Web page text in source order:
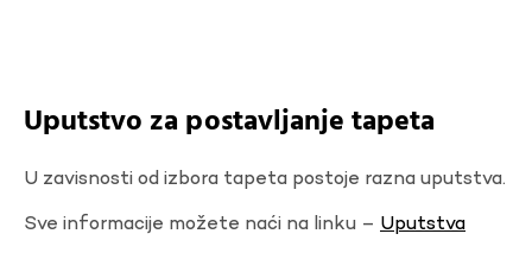
Uputstvo za postavljanje tapeta
U zavisnosti od izbora tapeta postoje razna uputstva.
Sve informacije možete naći na linku – Uputstva